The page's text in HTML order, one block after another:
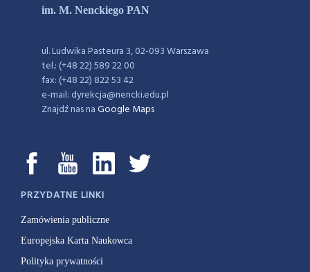
im. M. Nenckiego PAN
ul. Ludwika Pasteura 3, 02-093 Warszawa
tel.: (+48 22) 589 22 00
fax: (+48 22) 822 53 42
e-mail: dyrekcja@nencki.edu.pl
Znajdź nas naGoogle Maps
PRZYDATNE LINKI
Zamówienia publiczne
Europejska Karta Naukowca
Polityka prywatności